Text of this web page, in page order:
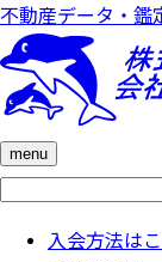
不動産データ・鑑
menu
検
入会方法は